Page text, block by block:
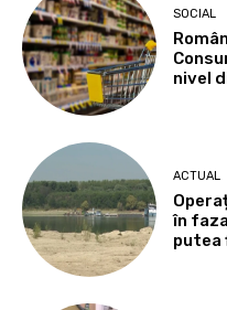
SOCIAL
nivel
ACTUAL
în
putea